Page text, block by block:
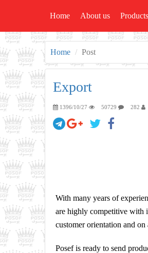
Home About us Products
Home Post
Export
1396/10/27 50729 282
With many years of
are highly competitive with
customer orientation and on
Posef is ready to send